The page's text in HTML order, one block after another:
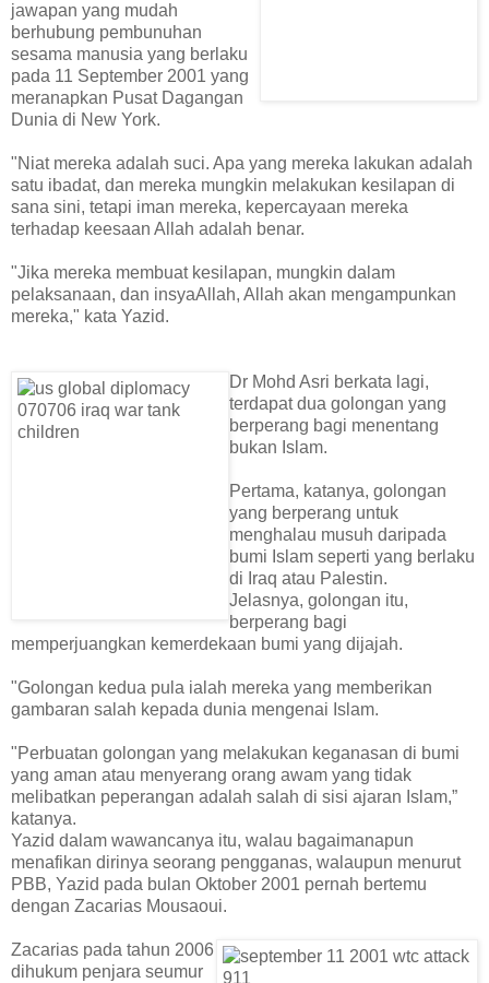
jawapan yang mudah
berhubung pembunuhan
sesama manusia yang berlaku
pada 11 September 2001 yang
meranapkan Pusat Dagangan
Dunia di New York.
"Niat mereka adalah suci. Apa yang mereka lakukan adalah
satu ibadat, dan mereka mungkin melakukan kesilapan di
sana sini, tetapi iman mereka, kepercayaan mereka
terhadap keesaan Allah adalah benar.
"Jika mereka membuat kesilapan, mungkin dalam
pelaksanaan, dan insyaAllah, Allah akan mengampunkan
mereka," kata Yazid.
Dr Mohd Asri berkata lagi,
terdapat dua golongan yang
berperang bagi menentang
bukan Islam.
Pertama, katanya, golongan
yang berperang untuk
menghalau musuh daripada
bumi Islam seperti yang berlaku
di Iraq atau Palestin.
Jelasnya, golongan itu,
berperang bagi
memperjuangkan kemerdekaan bumi yang dijajah.
"Golongan kedua pula ialah mereka yang memberikan
gambaran salah kepada dunia mengenai Islam.
"Perbuatan golongan yang melakukan keganasan di bumi
yang aman atau menyerang orang awam yang tidak
melibatkan peperangan adalah salah di sisi ajaran Islam,”
katanya.
Yazid dalam wawancanya itu, walau bagaimanapun
menafikan dirinya seorang pengganas, walaupun menurut
PBB, Yazid pada bulan Oktober 2001 pernah bertemu
dengan Zacarias Mousaoui.
Zacarias pada tahun 2006
dihukum penjara seumur